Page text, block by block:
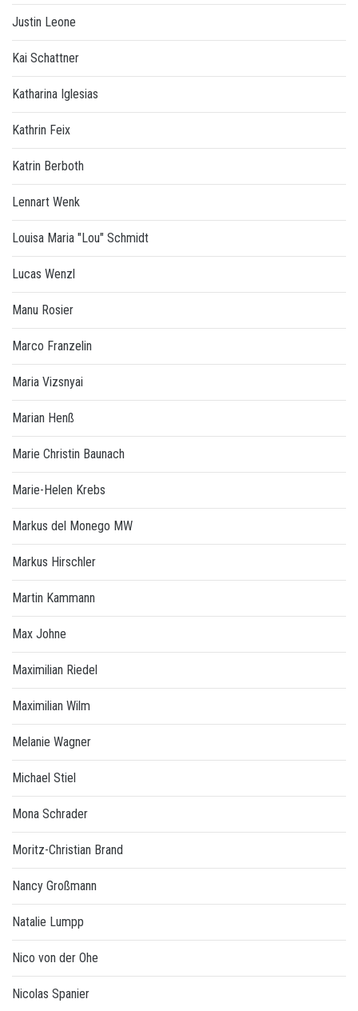
Justin Leone
Kai Schattner
Katharina Iglesias
Kathrin Feix
Katrin Berboth
Lennart Wenk
Louisa Maria "Lou" Schmidt
Lucas Wenzl
Manu Rosier
Marco Franzelin
Maria Vizsnyai
Marian Henß
Marie Christin Baunach
Marie-Helen Krebs
Markus del Monego MW
Markus Hirschler
Martin Kammann
Max Johne
Maximilian Riedel
Maximilian Wilm
Melanie Wagner
Michael Stiel
Mona Schrader
Moritz-Christian Brand
Nancy Großmann
Natalie Lumpp
Nico von der Ohe
Nicolas Spanier